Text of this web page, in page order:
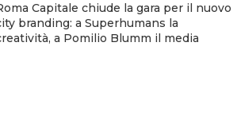
Capitale chiude la gara per il nuovo
branding: a Superhumans la
a Pomilio Blumm il media